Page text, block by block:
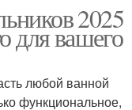
2025
для вашего
любой ванной
функциональное,